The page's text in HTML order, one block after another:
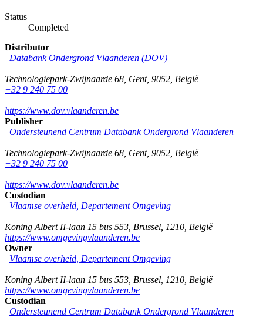
Status
Completed
Distributor
Databank Ondergrond Vlaanderen (DOV)
Technologiepark-Zwijnaarde 68 Gent, 9052 België
+32 9 240 75 00
https://www.dov.vlaanderen.be
Publisher
Ondersteunend Centrum Databank Ondergrond Vlaanderen
Technologiepark-Zwijnaarde 68 Gent, 9052 België
+32 9 240 75 00
https://www.dov.vlaanderen.be
Custodian
Vlaamse overheid, Departement Omgeving
Koning Albert II-laan 15 bus 553 Brussel 1210 België
https://www.omgevingvlaanderen.be
Owner
Vlaamse overheid, Departement Omgeving
Koning Albert II-laan 15 bus 553 Brussel 1210 België
https://www.omgevingvlaanderen.be
Custodian
Ondersteunend Centrum Databank Ondergrond Vlaanderen